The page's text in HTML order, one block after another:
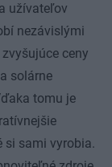
užívateľov
nezávislými
ceny
solárne
tomu je
si sami vyrobia.